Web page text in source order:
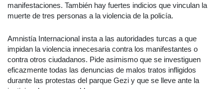
manifestaciones. También hay fuertes indicios que vinculan la
muerte de tres personas a la violencia de la policía.
Amnistía Internacional insta a las autoridades turcas a que
impidan la violencia innecesaria contra los manifestantes o
contra otros ciudadanos. Pide asimismo que se investiguen
eficazmente todas las denuncias de malos tratos infligidos
durante las protestas del parque Gezi y que se lleve ante la